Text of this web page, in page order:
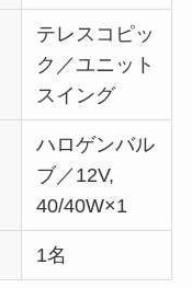
テレスコピッ
ク／ユニット
スイング
ハロゲンバル
ブ／12V,
40/40W×1
1名